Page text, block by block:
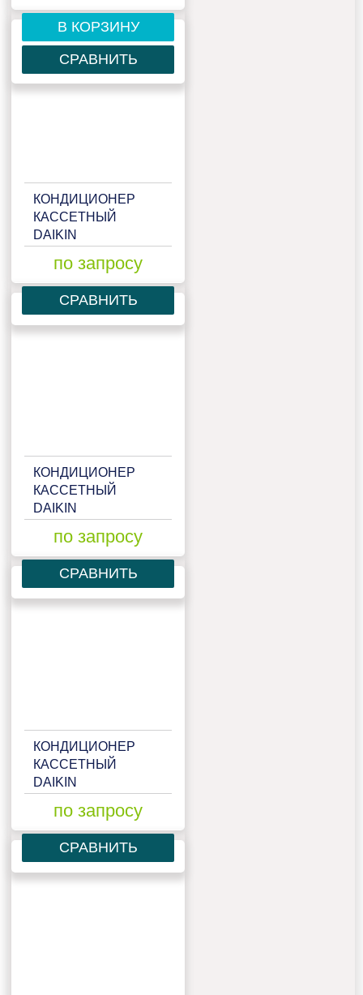
В КОРЗИНУ
СРАВНИТЬ
КОНДИЦИОНЕР
КАССЕТНЫЙ
DAIKIN
по запросу
СРАВНИТЬ
КОНДИЦИОНЕР
КАССЕТНЫЙ
DAIKIN
по запросу
СРАВНИТЬ
КОНДИЦИОНЕР
КАССЕТНЫЙ
DAIKIN
по запросу
СРАВНИТЬ